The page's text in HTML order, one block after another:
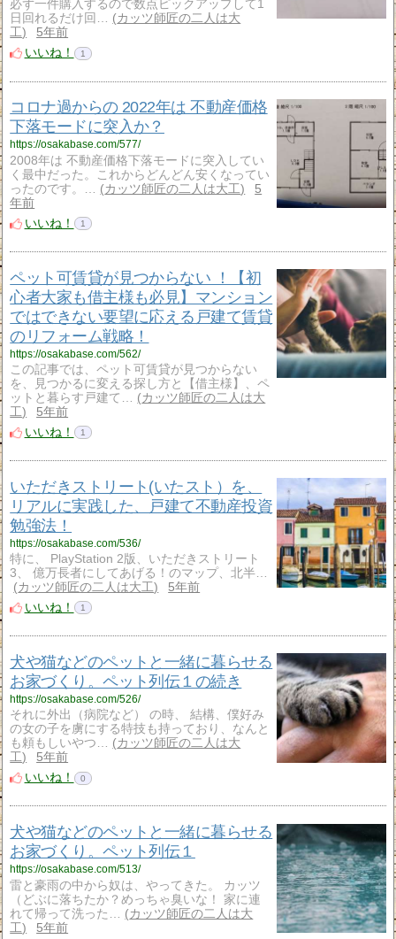
必ず一件購入するので数点ピックアップして1
日回れるだけ回…
カッツ師匠の二人は大
工
5年前
いいね！
1
コロナ過からの 2022年は 不動産価格
下落モードに突入か？
https://osakabase.com/577/
2008年は 不動産価格下落モードに突入してい
く最中だった。これからどんどん安くなってい
ったのです。…
カッツ師匠の二人は大工
5
年前
いいね！
1
ペット可賃貸が見つからない ！【初
心者大家も借主様も必見】マンション
ではできない要望に応える戸建て賃貸
のリフォーム戦略！
https://osakabase.com/562/
この記事では、ペット可賃貸が見つからない
を、見つかるに変える探し方と【借主様】、ペ
ットと暮らす戸建て…
カッツ師匠の二人は大
工
5年前
いいね！
1
いただきストリート(いたスト）を、
リアルに実践した、戸建て不動産投資
勉強法！
https://osakabase.com/536/
特に、 PlayStation 2版、いただきストリート
3、 億万長者にしてあげる！のマップ、北半…
カッツ師匠の二人は大工
5年前
いいね！
1
犬や猫などのペットと一緒に暮らせる
お家づくり。ペット列伝１の続き
https://osakabase.com/526/
それに外出（病院など） の時、 結構、僕好み
の女の子を虜にする特技も持っており、なんと
も頼もしいやつ…
カッツ師匠の二人は大
工
5年前
いいね！
0
犬や猫などのペットと一緒に暮らせる
お家づくり。ペット列伝１
https://osakabase.com/513/
雷と豪雨の中から奴は、やってきた。 カッツ
（どぶに落ちたか？めっちゃ臭いな！ 家に連
れて帰って洗った…
カッツ師匠の二人は大
工
5年前